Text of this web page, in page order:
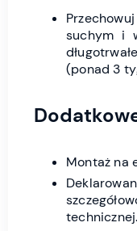
suchym i
(ponad 3
Montaż na
technicznej.